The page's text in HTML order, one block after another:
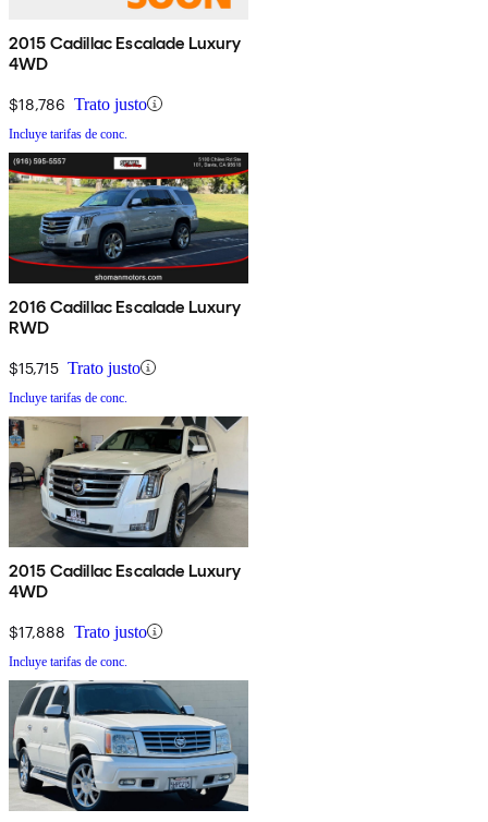
2015 Cadillac Escalade Luxury
4WD
$18,786 Trato justo
Incluye tarifas de conc.
2016 Cadillac Escalade Luxury
RWD
$15,715 Trato justo
Incluye tarifas de conc.
2015 Cadillac Escalade Luxury
4WD
$17,888 Trato justo
Incluye tarifas de conc.